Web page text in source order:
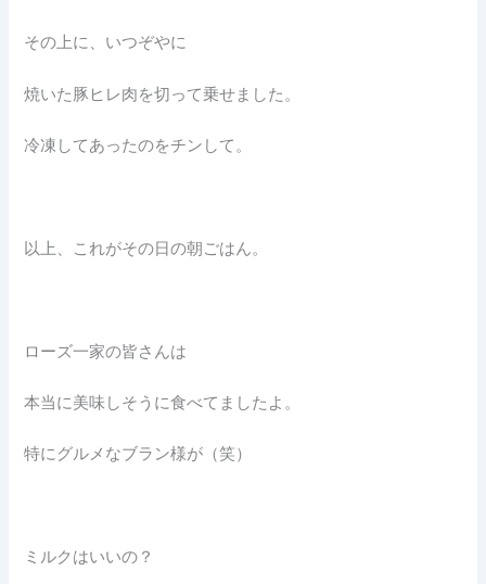
その上に、いつぞやに
焼いた豚ヒレ肉を切って乗せました。
冷凍してあったのをチンして。
以上、これがその日の朝ごはん。
ローズ一家の皆さんは
本当に美味しそうに食べてましたよ。
特にグルメなブラン様が（笑）
ミルクはいいの？